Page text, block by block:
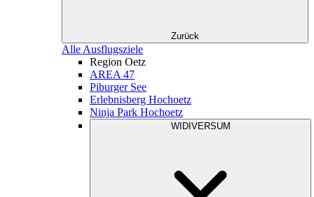
Zurück
Alle Ausflugsziele
Region Oetz
AREA 47
Piburger See
Erlebnisberg Hochoetz
Ninja Park Hochoetz
WIDIVERSUM